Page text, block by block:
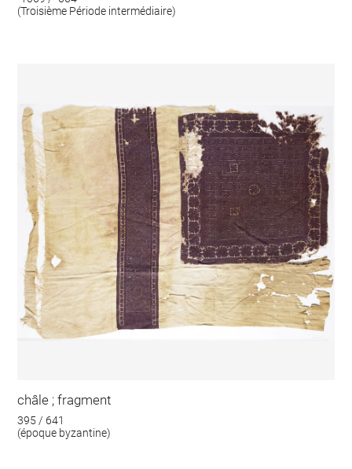
(Troisième Période intermédiaire)
châle ; fragment
395 / 641
(époque byzantine)